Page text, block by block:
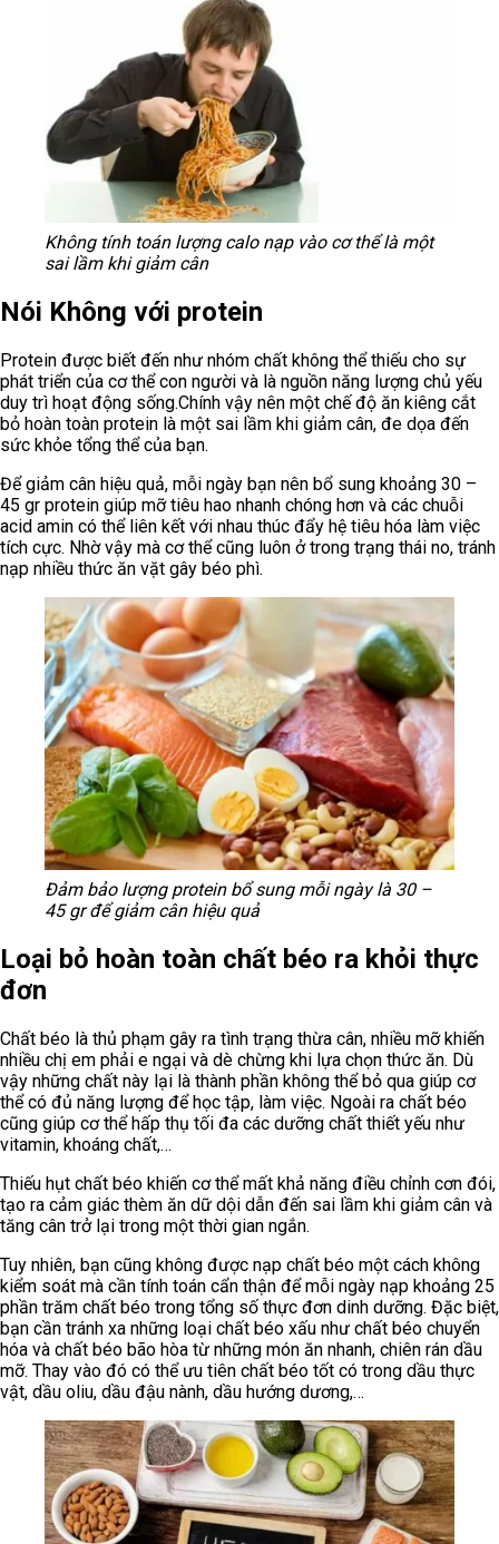
Không tính toán lượng calo nạp vào cơ thể là một
sai lầm khi giảm cân
Nói Không với protein
Protein được biết đến như nhóm chất không thể thiếu cho sự
phát triển của cơ thể con người và là nguồn năng lượng chủ yếu
duy trì hoạt động sống.Chính vậy nên một chế độ ăn kiêng cắt
bỏ hoàn toàn protein là một sai lầm khi giảm cân, đe dọa đến
sức khỏe tổng thể của bạn.
Để giảm cân hiệu quả, mỗi ngày bạn nên bổ sung khoảng 30 –
45 gr protein giúp mỡ tiêu hao nhanh chóng hơn và các chuỗi
acid amin có thể liên kết với nhau thúc đẩy hệ tiêu hóa làm việc
tích cực. Nhờ vậy mà cơ thể cũng luôn ở trong trạng thái no, tránh
nạp nhiều thức ăn vặt gây béo phì.
Đảm bảo lượng protein bổ sung mỗi ngày là 30 –
45 gr để giảm cân hiệu quả
Loại bỏ hoàn toàn chất béo ra khỏi thực
đơn
Chất béo là thủ phạm gây ra tình trạng thừa cân, nhiều mỡ khiến
nhiều chị em phải e ngại và dè chừng khi lựa chọn thức ăn. Dù
vậy những chất này lại là thành phần không thể bỏ qua giúp cơ
thể có đủ năng lượng để học tập, làm việc. Ngoài ra chất béo
cũng giúp cơ thể hấp thụ tối đa các dưỡng chất thiết yếu như
vitamin, khoáng chất,…
Thiếu hụt chất béo khiến cơ thể mất khả năng điều chỉnh cơn đói,
tạo ra cảm giác thèm ăn dữ dội dẫn đến sai lầm khi giảm cân và
tăng cân trở lại trong một thời gian ngắn.
Tuy nhiên, bạn cũng không được nạp chất béo một cách không
kiểm soát mà cần tính toán cẩn thận để mỗi ngày nạp khoảng 25
phần trăm chất béo trong tổng số thực đơn dinh dưỡng. Đặc biệt,
bạn cần tránh xa những loại chất béo xấu như chất béo chuyển
hóa và chất béo bão hòa từ những món ăn nhanh, chiên rán dầu
mỡ. Thay vào đó có thể ưu tiên chất béo tốt có trong dầu thực
vật, dầu oliu, dầu đậu nành, dầu hướng dương,…